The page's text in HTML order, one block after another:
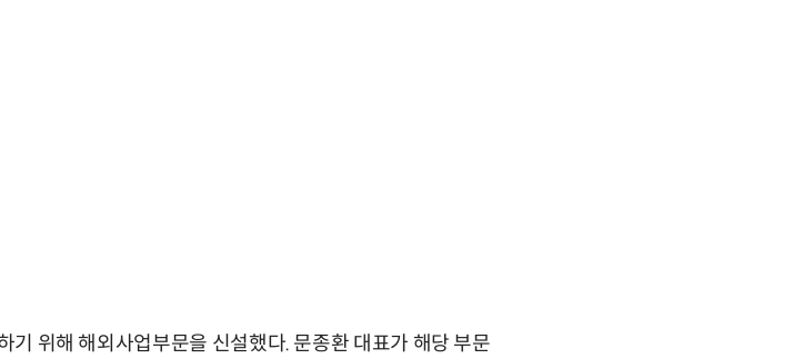
기 위해 해외사업부문을 신설했다. 문종환 대표가 해당 부문